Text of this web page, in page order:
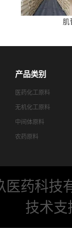
肌
产品类别
医药化工原料
无机化工原料
中间体原料
农药原料
医药科技
技术